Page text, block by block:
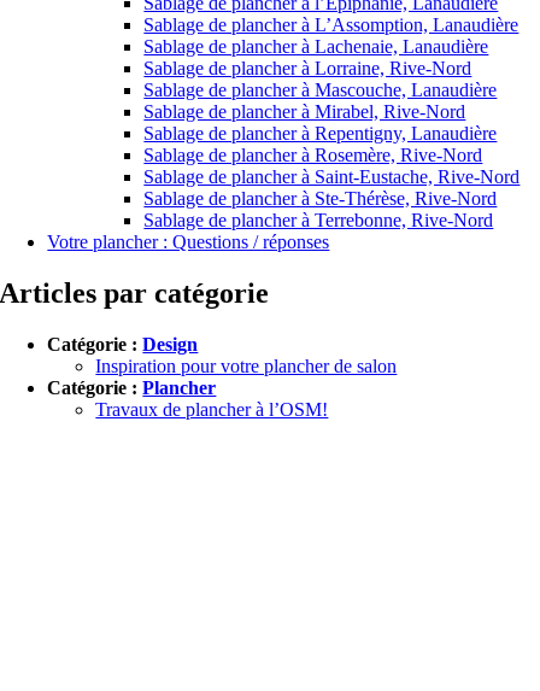
Sablage de plancher à L’Assomption, Lanaudière
Sablage de plancher à Lachenaie, Lanaudière
Sablage de plancher à Lorraine, Rive-Nord
Sablage de plancher à Mascouche, Lanaudière
Sablage de plancher à Mirabel, Rive-Nord
Sablage de plancher à Repentigny, Lanaudière
Sablage de plancher à Rosemère, Rive-Nord
Sablage de plancher à Saint-Eustache, Rive-Nord
Sablage de plancher à Ste-Thérèse, Rive-Nord
Sablage de plancher à Terrebonne, Rive-Nord
Votre plancher : Questions / réponses
Articles par catégorie
Catégorie :Design
Inspiration pour votre plancher de salon
Catégorie :Plancher
Travaux de plancher à l’OSM!